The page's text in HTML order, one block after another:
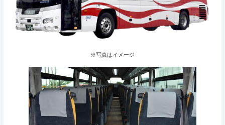
※写真はイメージ